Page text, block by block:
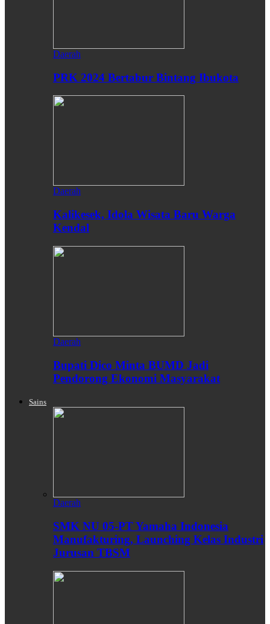
Daerah
PRK 2024 Bertabur Bintang Ibukota
Daerah
Kalikesek, Idola Wisata Baru Warga
Kendal
Daerah
Bupati Dico Minta BUMD Jadi
Pendorong Ekonomi Masyarakat
Sains
Daerah
SMK NU 05-PT Yamaha Indonesia
Manufakturing, Launching Kelas Industri
Jurusan TBSM